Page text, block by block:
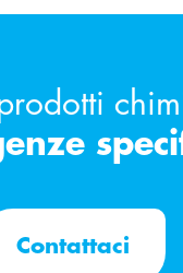
Contattaci